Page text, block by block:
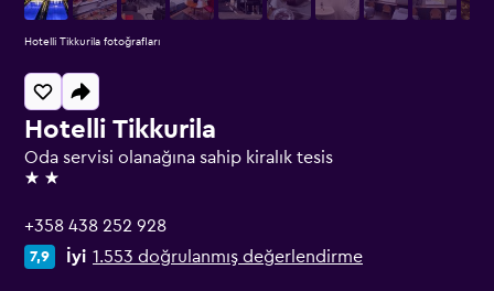
Hotelli Tikkurila
Oda servisi olanağına sahip kiralık tesis
2 yıldız
+358 438 252 928
7,9 İyi 1.553 doğrulanmış değerlendirme
Hotelli Tikkurila fotoğrafları